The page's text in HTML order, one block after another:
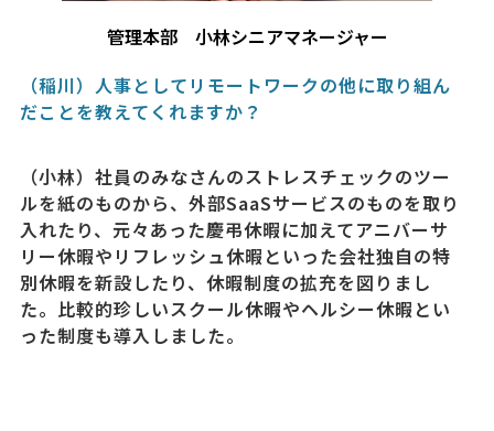
管理本部 小林シニアマネージャー
（稲川）人事としてリモートワークの他に取り組ん
だことを教えてくれますか？
（小林）社員のみなさんのストレスチェックのツー
ルを紙のものから、外部SaaSサービスのものを取り
入れたり、元々あった慶弔休暇に加えてアニバーサ
リー休暇やリフレッシュ休暇といった会社独自の特
別休暇を新設したり、休暇制度の拡充を図りまし
た。比較的珍しいスクール休暇やヘルシー休暇とい
った制度も導入しました。